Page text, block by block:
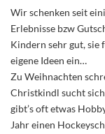
Wir schenken seit
Erlebnisse bzw
Kindern sehr gut, sie
eigene Ideen ein…
Zu Weihnachten
Christkindl sucht sich
gibt’s oft etwas
Jahr einen